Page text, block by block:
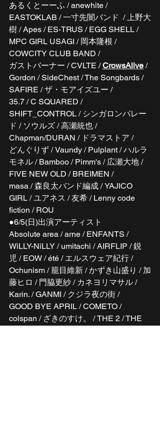
あるくとーーふ / anewhite /
EASTOKLAB / 一寸先闇バンド  / 上野大
樹 / Apes / ES-TRUS / EGG SHELL /
MPC GIRL USAGI / 岡本隆根 /
COWCITY CLUB BAND /
ガストバーナー / CVLTE / CrowsAlive /
Gordon / SideChest / The Songbards /
SAFIRE / ザ・モアイズユー /
35.7 / C SQUARED /
SHIFT_CONTROL / シンガロンパレー
ド / ソウルズ / 高瀬統也 /
Chapman/DURAN / ドラマストア /
どんぐりず / Vaundy / Pulplant / ハルラ
モネル / Bamboo / Pimm's / 広瀬大地 /
FIVE NEW OLD / BREIMEN /
masa / 森良太バンド編成 / YAJICO
GIRL / ユアネス / 友希 / Lenny code
fiction / ROU
●6/5(日)出演アーティスト
Absolute area / arne / ENFANTS /
WiLLY-NiLLY / umitachi / AIRFLIP / 鋭
児 / EOW / été / エルスウェア紀行 /
Ochunism / 籠目維新 / かずき山盛り / 加
藤ヒロ / 門脇更紗 / カネヨリマサル /
Karin. / GANMI / クジラ夜の街 /
GOOD BYE APRIL / COMETO /
colspan / ざきのすけ。 / THE 2 / THE